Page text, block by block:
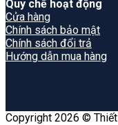
Quy chế hoạt động
Cửa hàng
Chính sách bảo mật
Chính sách đổi trả
Hướng dẫn mua hàng
Copyright 2026 ©